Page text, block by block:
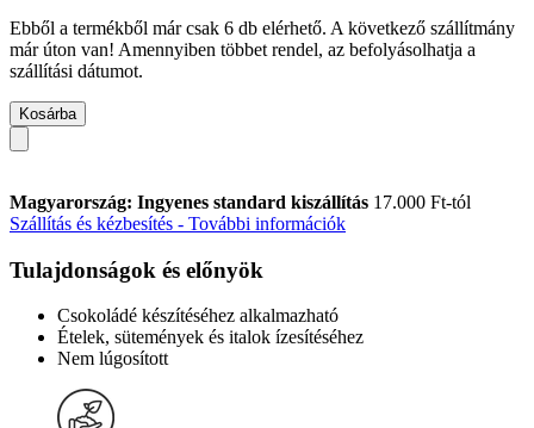
Ebből a termékből már csak 6 db elérhető. A következő szállítmány
már úton van! Amennyiben többet rendel, az befolyásolhatja a
szállítási dátumot.
Kosárba
Magyarország: Ingyenes standard kiszállítás 17.000 Ft-tól
Szállítás és kézbesítés - További információk
Tulajdonságok és előnyök
Csokoládé készítéséhez alkalmazható
Ételek, sütemények és italok ízesítéséhez
Nem lúgosított